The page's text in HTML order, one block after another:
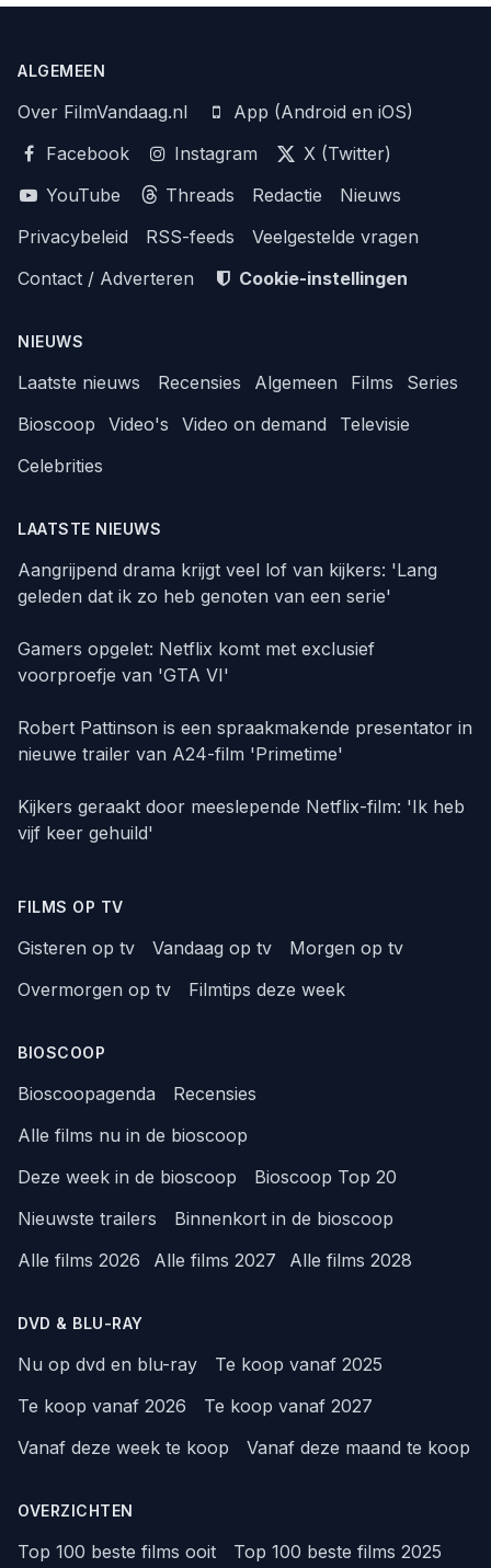
ALGEMEEN
Over FilmVandaag.nl
App (Android en iOS)
Facebook
Instagram
X (Twitter)
YouTube
Threads Redactie
Nieuws
Privacybeleid
RSS-feeds
Veelgestelde vragen
Contact / Adverteren
Cookie-instellingen
NIEUWS
Laatste nieuws Recensies Algemeen Films
Series
Bioscoop
Video's Video on demand
Televisie
Celebrities
LAATSTE NIEUWS
Aangrijpend drama krijgt veel lof van kijkers: 'Lang
geleden dat ik zo heb genoten van een serie'
Gamers opgelet: Netflix komt met exclusief
voorproefje van 'GTA VI'
Robert Pattinson is een spraakmakende presentator in
nieuwe trailer van A24-film 'Primetime'
Kijkers geraakt door meeslepende Netflix-film: 'Ik heb
vijf keer gehuild'
FILMS OP TV
Gisteren op tv Vandaag op tv
Morgen op tv
Overmorgen op tv
Filmtips deze week
BIOSCOOP
Bioscoopagenda
Recensies
Alle films nu in de bioscoop
Deze week in de bioscoop
Bioscoop Top 20
Nieuwste trailers
Binnenkort in de bioscoop
Alle films 2026
Alle films 2027 Alle films 2028
DVD & BLU-RAY
Nu op dvd en blu-ray
Te koop vanaf 2025
Te koop vanaf 2026
Te koop vanaf 2027
Vanaf deze week te koop
Vanaf deze maand te koop
OVERZICHTEN
Top 100 beste films ooit
Top 100 beste films 2025